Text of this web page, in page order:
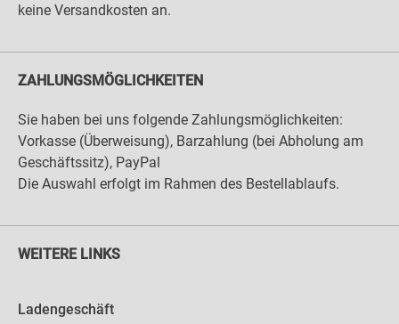
keine Versandkosten an.
ZAHLUNGSMÖGLICHKEITEN
Sie haben bei uns folgende Zahlungsmöglichkeiten:
Vorkasse (Überweisung), Barzahlung (bei Abholung am
Geschäftssitz), PayPal
Die Auswahl erfolgt im Rahmen des Bestellablaufs.
WEITERE LINKS
Ladengeschäft